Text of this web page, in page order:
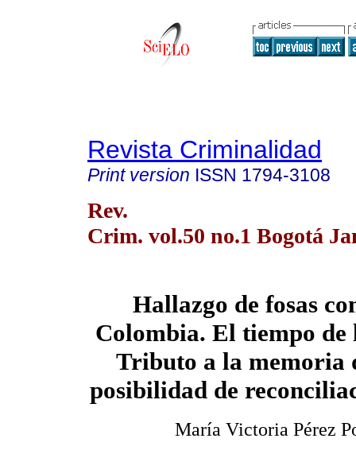
Revista Criminalidad
Print version ISSN 1794-3108
Rev.
Crim. vol.50 no.1 Bogotá
Hallazgo de fosas
Colombia. El tiempo de
Tributo a la memoria
posibilidad de
María Victoria Pérez